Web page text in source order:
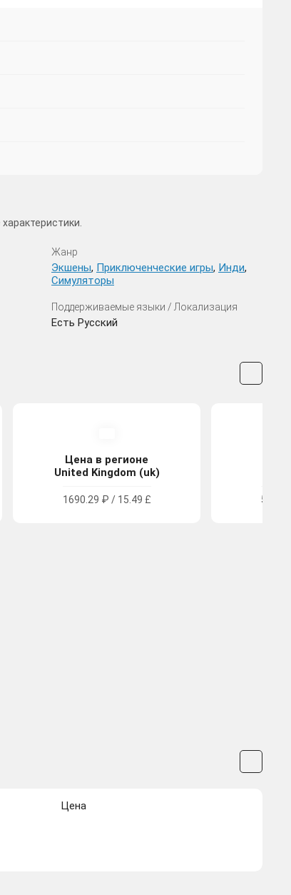
Жанр
Экшены, Приключенческие игры, Инди,
Симуляторы
Поддерживаемые языки / Локализация
Есть Русский
Цена в регионе
United Kingdom (uk)
1690.29 ₽ / 15.49 £
Цена